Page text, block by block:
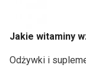
Jakie witaminy
Odżywki i